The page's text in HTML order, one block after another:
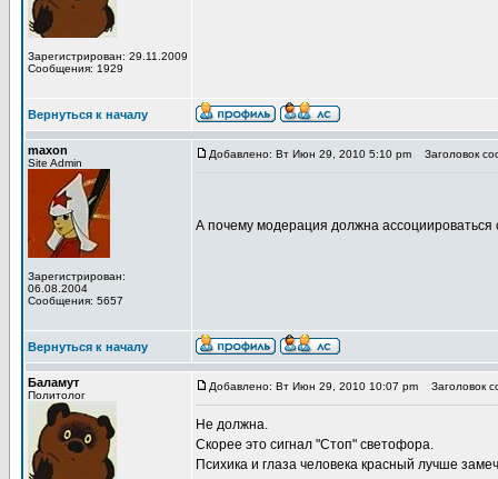
Зарегистрирован: 29.11.2009
Сообщения: 1929
Вернуться к началу
maxon
Site Admin
Зарегистрирован:
06.08.2004
Сообщения: 5657
Добавлено: Вт Июн 29, 2010 5:10 pm Заголовок
А почему модерация должна
Вернуться к началу
Баламут
Политолог
Добавлено: Вт Июн 29, 2010 10:07 pm Заголовок
Не должна.
Скорее это сигнал "Стоп" светофора.
Психика и глаза человека красный лучше